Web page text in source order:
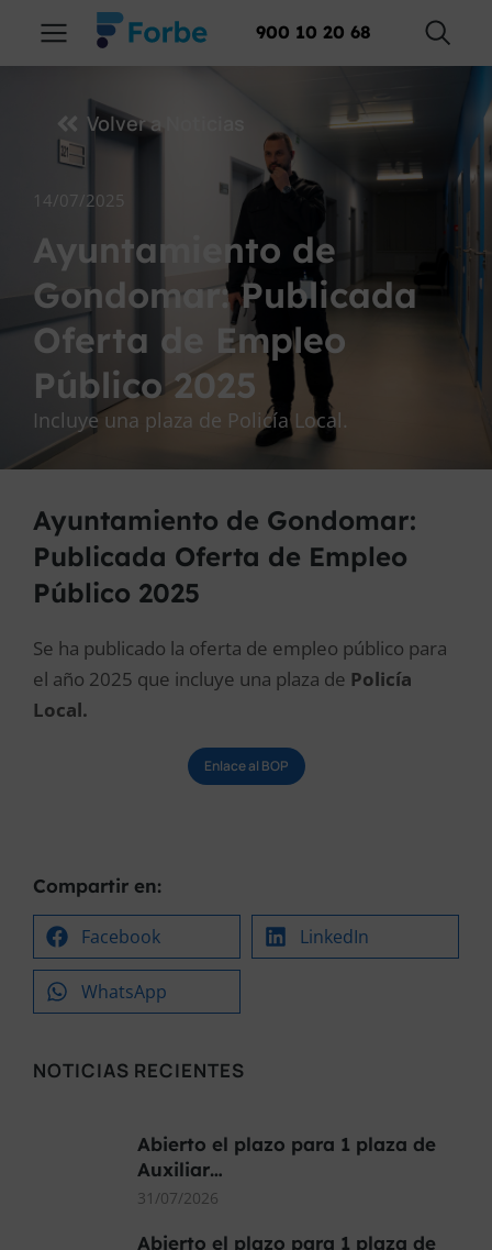
900 10 20 68
Volver a Noticias
14/07/2025
Ayuntamiento de
Gondomar: Publicada
Oferta de Empleo
Público 2025
Incluye una plaza de Policía Local.
Ayuntamiento de Gondomar:
Publicada Oferta de Empleo
Público 2025
Se ha publicado la oferta de empleo público para
el año 2025 que incluye una plaza de Policía
Local.
Enlace al BOP
Compartir en:
Facebook LinkedIn
WhatsApp
NOTICIAS RECIENTES
Abierto el plazo para 1 plaza de
Auxiliar…
31/07/2026
Abierto el plazo para 1 plaza de